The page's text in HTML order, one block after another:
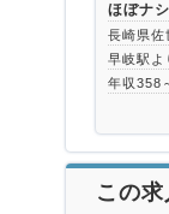
ほぼナ
長崎県佐
早岐駅よ
年収358
この